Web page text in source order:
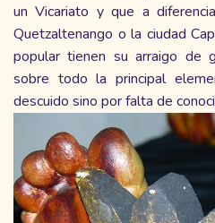
un Vicariato y que a
Quetzaltenango o la ciudad
popular tienen su arraigo de
sobre todo la principal
descuido sino por falta de